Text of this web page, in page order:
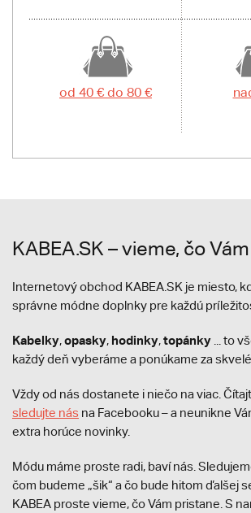
od 40 € do 80 €
KABEA.SK – vieme, čo
Internetový obchod KABEA.SK je miesto,
správne módne doplnky pre každú
Kabelky,opasky, hodinky,topánky ... to
každý deň vyberáme a ponúkame za
Vždy od nás dostanete i niečo na viac.
sledujte nás na Facebooku – a neunikne
extra horúce novinky.
Módu máme proste radi, baví nás.
čom budeme „šik“ a čo bude hitom ďalšej
KABEA proste vieme, čo Vám pristane. S